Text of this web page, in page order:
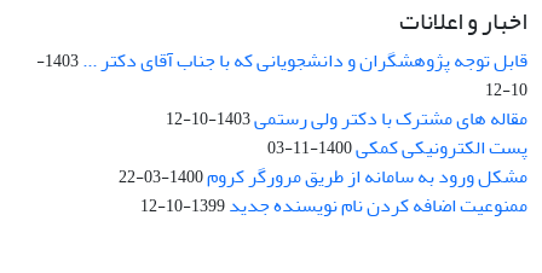
اخبار و اعلانات
قابل توجه پژوهشگران و دانشجویانی که با جناب آقای دکتر ...
1403-
10-12
مقاله های مشترک با دکتر ولی رستمی1403-10-12
پست الکترونیکی کمکی1400-11-03
مشکل ورود به سامانه از طریق مرورگر کروم1400-03-22
ممنوعیت اضافه کردن نام نویسنده جدید1399-10-12